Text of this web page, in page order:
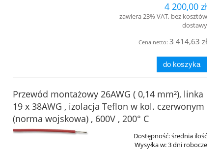
4 200,00 zł
zawiera 23% VAT, bez kosztów
dostawy
Cena netto: 3 414,63 zł
do koszyka
Przewód montażowy 26AWG ( 0,14 mm²), linka
19 x 38AWG , izolacja Teflon w kol. czerwonym
(norma wojskowa) , 600V , 200° C
Dostępność:średnia ilość
Wysyłka w:3 dni robocze